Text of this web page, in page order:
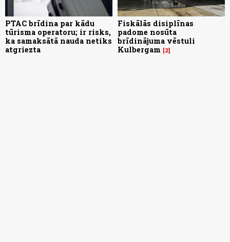
PTAC brīdina par kādu
tūrisma operatoru; ir risks,
ka samaksātā nauda netiks
atgriezta
Fiskālās disiplīnas
padome nosūta
brīdinājuma vēstuli
Kulbergam
2